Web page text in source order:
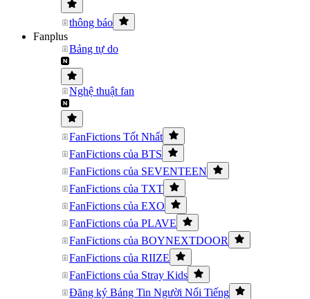
thông báo
Fanplus
Bảng tự do
Nghệ thuật fan
FanFictions Tốt Nhất
FanFictions của BTS
FanFictions của SEVENTEEN
FanFictions của TXT
FanFictions của EXO
FanFictions của PLAVE
FanFictions của BOYNEXTDOOR
FanFictions của RIIZE
FanFictions của Stray Kids
Đăng ký Bảng Tin Người Nổi Tiếng